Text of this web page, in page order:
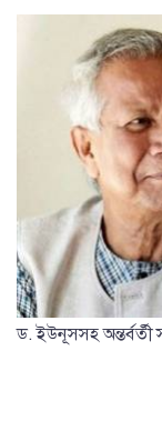
ড. ইউনূসসহ